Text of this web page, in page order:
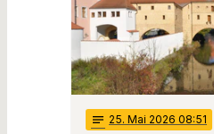
notes 25. Mai 2026 08:51